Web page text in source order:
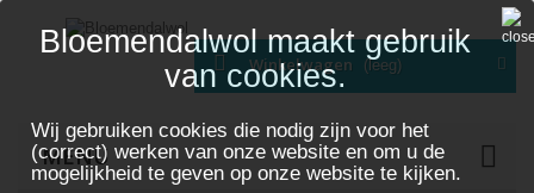
Winkelwagen (leeg)
MENU
Bloemendalwol maakt gebruik
van cookies.
Wij gebruiken cookies die nodig zijn voor het
(correct) werken van onze website en om u de
mogelijkheid te geven op onze website te kijken.